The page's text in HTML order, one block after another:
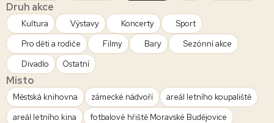
Druh akce
Kultura Výstavy Koncerty
Sport
Pro děti a rodiče
Filmy Bary
Sezónní akce
Divadlo
Ostatní
Místo
Městská knihovna zámecké nádvoří
areál letního koupaliště
areál letního kina
fotbalové hřiště Moravské Budějovice